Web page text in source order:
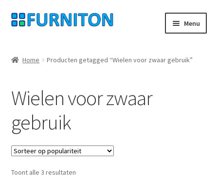
Ga
door
navigatie
Ga
naar
inhoud
Menu
Gegevensbescherming
Herroepingsrecht
Neem contact op met
Afdruk
Home Producten getagged “Wielen voor zwaar gebruik”
Wielen voor zwaar
gebruik
Toont alle 3 resultatenGesorteerd